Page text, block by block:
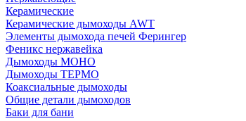
Керамические
Керамические дымоходы AWT
Элементы дымохода печей Ферингер
Феникс нержавейка
Дымоходы МОНО
Дымоходы ТЕРМО
Коаксиальные дымоходы
Общие детали дымоходов
Баки для бани